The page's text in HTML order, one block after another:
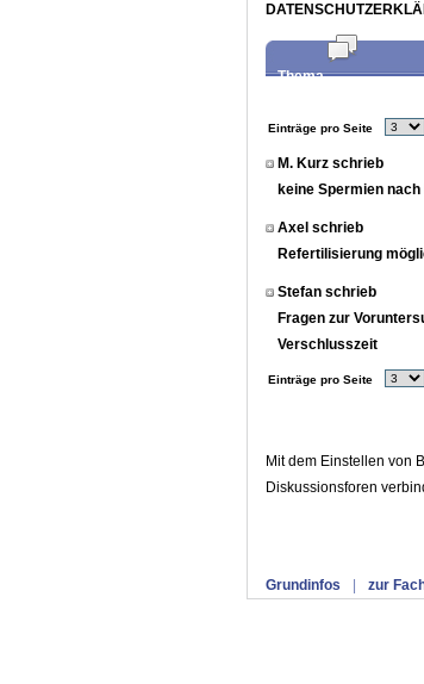
Thema
Einträge pro Seite
M. Kurz schrieb
keine Spermien
Axel schrieb
Refertilisierung
Stefan schrieb
Fragen zur
Verschlusszeit
Einträge pro Seite
Mit dem Einstellen von
Diskussionsforen
Grundinfos zur